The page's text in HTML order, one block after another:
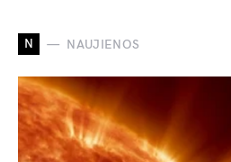
N NAUJIENOS